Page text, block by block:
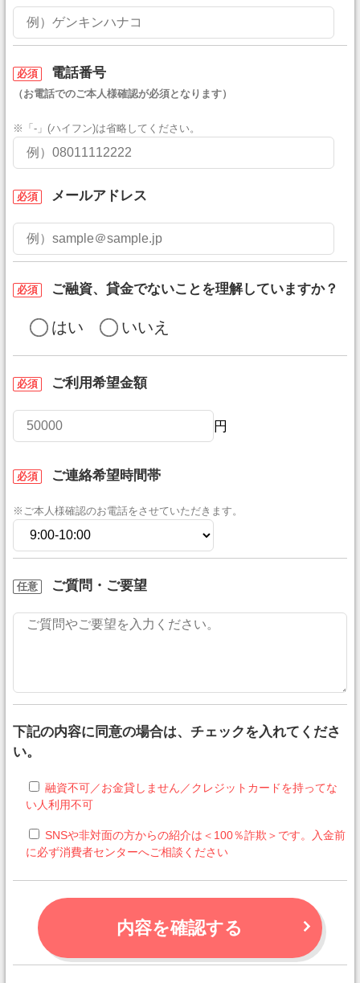
必須 電話番号
（お電話でのご本人様確認が必須となります）
※「-」(ハイフン)は省略してください。
必須 メールアドレス
必須 ご融資、貸金でないことを理解していますか？
はい いいえ
必須 ご利用希望金額
円
必須 ご連絡希望時間帯
※ご本人様確認のお電話をさせていただきます。
任意 ご質問・ご要望
下記の内容に同意の場合は、チェックを入れてくださ
い。
融資不可／お金貸しません／クレジットカードを持ってな
い人利用不可
SNSや非対面の方からの紹介は＜100％詐欺＞です。入金前
に必ず消費者センターへご相談ください
内容を確認する